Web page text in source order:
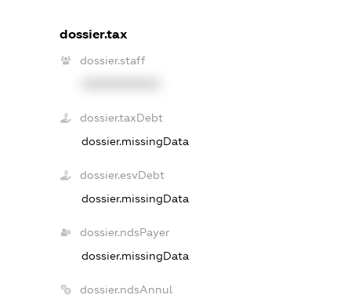
dossier.tax
dossier.staff
dossier.taxDebt
dossier.missingData
dossier.esvDebt
dossier.missingData
dossier.ndsPayer
dossier.missingData
dossier.ndsAnnul